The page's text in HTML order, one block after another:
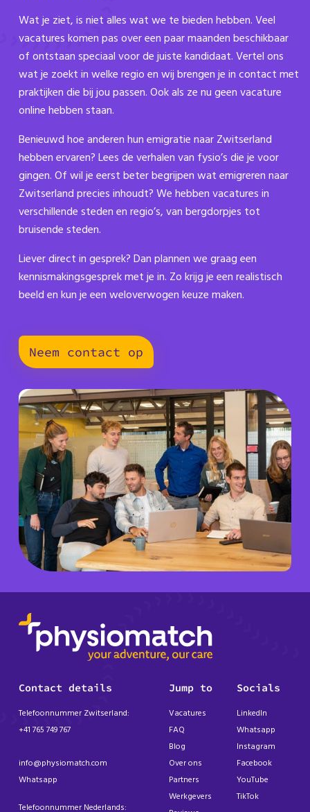
Wat je ziet, is niet alles wat we te bieden hebben. Veel
vacatures komen pas over een paar maanden beschikbaar
of ontstaan speciaal voor de juiste kandidaat. Vertel ons
wat je zoekt in welke regio en wij brengen je in contact met
praktijken die bij jou passen. Ook als ze nu geen vacature
online hebben staan.
Benieuwd hoe anderen hun emigratie naar Zwitserland
hebben ervaren? Lees de verhalen van fysio’s die je voor
gingen. Of wil je eerst beter begrijpen wat emigreren naar
Zwitserland precies inhoudt? We hebben vacatures in
verschillende steden en regio’s, van bergdorpjes tot
bruisende steden.
Liever direct in gesprek? Dan plannen we graag een
kennismakingsgesprek met je in. Zo krijg je een realistisch
beeld en kun je een weloverwogen keuze maken.
Neem contact op
Contact details
Telefoonnummer Zwitserland:
+41 765 749 767
info@physiomatch.com
Whatsapp
Telefoonnummer Nederlands:
Jump to
Vacatures
FAQ
Blog
Over ons
Partners
Werkgevers
Socials
LinkedIn
Whatsapp
Instagram
Facebook
YouTube
TikTok